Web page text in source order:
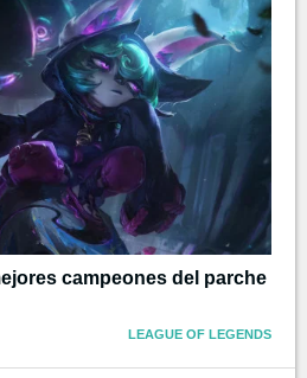
campeones del parche
LEAGUE OF LEGENDS